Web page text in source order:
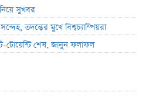
সুখবর
তদন্তের মুখে বিশ্বচ্যাম্পিয়রা
টি-টোয়েন্টি শেষ, জানুন ফলাফল